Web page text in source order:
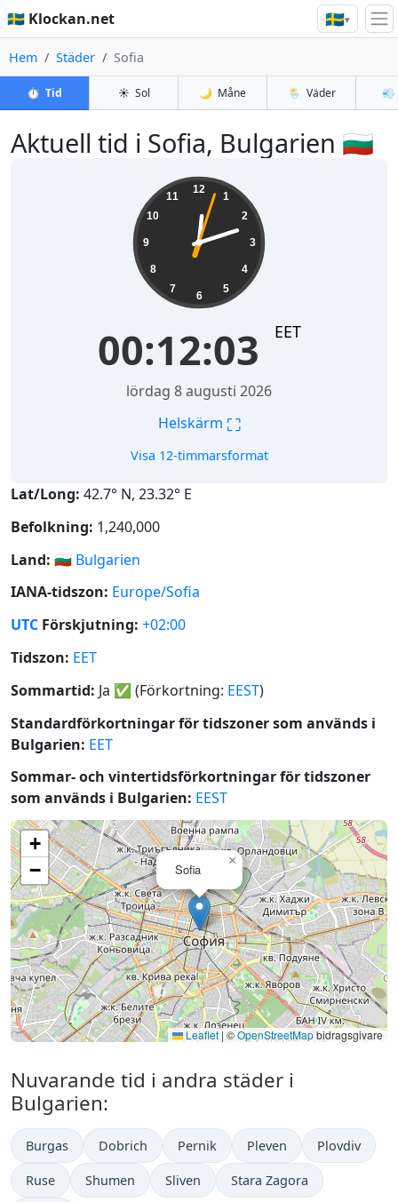
🇸🇪 Klockan.net 🇸🇪▾
Hem Städer Sofia
⏱️ Tid ☀️ Sol 🌙 Måne 🌦️ Väder 💨
Aktuell tid i Sofia, Bulgarien 🇧🇬
12
1
2
3
4
5
6
7
8
9
10
11
00:12:03 EET
lördag 8 augusti 2026
Helskärm ⛶
Visa 12-timmarsformat
Lat/Long: 42.7° N, 23.32° E
Befolkning: 1,240,000
Land: 🇧🇬 Bulgarien
IANA-tidszon: Europe/Sofia
UTC Förskjutning: +02:00
Tidszon: EET
Sommartid: Ja ✅ (Förkortning: EEST)
Standardförkortningar för tidszoner som används i
Bulgarien: EET
Sommar- och vintertidsförkortningar för tidszoner
som används i Bulgarien: EEST
Sofia
×
+
−
Leaflet | ©OpenStreetMapbidragsgivare
Nuvarande tid i andra städer i
Bulgarien:
Burgas Dobrich Pernik Pleven Plovdiv
Ruse Shumen Sliven Stara Zagora